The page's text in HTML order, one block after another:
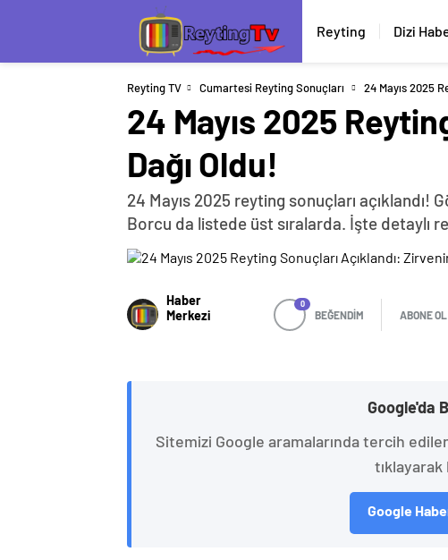
Reyting Dizi
Reyting TV Cumartesi Reyting Sonuçları 24 Mayıs 2025
24 Mayıs 2025
Dağı Oldu!
24 Mayıs 2025 reyting sonuçları açıklandı!
Borcu da listede üst sıralarda. İşte detaylı
Haber
Merkezi
0
BEĞENDİM ABONE OL
Google'da
Sitemizi Google aramalarında tercih
tıklayarak
Google